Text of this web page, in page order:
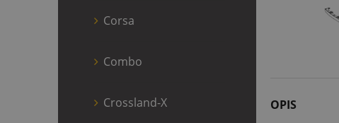
Corsa
Combo
Crossland-X OPIS